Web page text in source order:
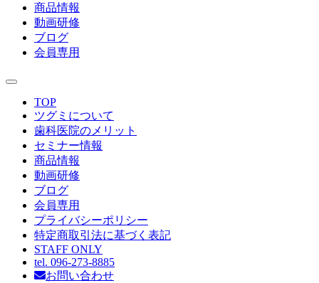
商品情報
動画研修
ブログ
会員専用
toggle
navigation
TOP
ツグミについて
歯科医院のメリット
セミナー情報
商品情報
動画研修
ブログ
会員専用
プライバシーポリシー
特定商取引法に基づく表記
STAFF ONLY
tel. 096-273-8885
お問い合わせ